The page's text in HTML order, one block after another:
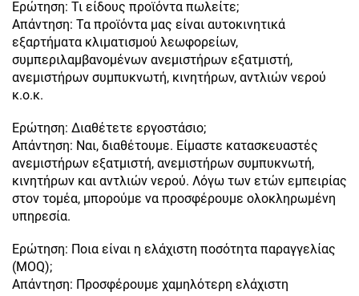
Ερώτηση: Τι είδους προϊόντα πωλείτε;
Απάντηση: Τα προϊόντα μας είναι αυτοκινητικά
εξαρτήματα κλιματισμού λεωφορείων,
συμπεριλαμβανομένων ανεμιστήρων εξατμιστή,
ανεμιστήρων συμπυκνωτή, κινητήρων, αντλιών νερού
κ.ο.κ.
Ερώτηση: Διαθέτετε εργοστάσιο;
Απάντηση: Ναι, διαθέτουμε. Είμαστε κατασκευαστές
ανεμιστήρων εξατμιστή, ανεμιστήρων συμπυκνωτή,
κινητήρων και αντλιών νερού. Λόγω των ετών εμπειρίας
στον τομέα, μπορούμε να προσφέρουμε ολοκληρωμένη
υπηρεσία.
Ερώτηση: Ποια είναι η ελάχιστη ποσότητα παραγγελίας
(MOQ);
Απάντηση: Προσφέρουμε χαμηλότερη ελάχιστη